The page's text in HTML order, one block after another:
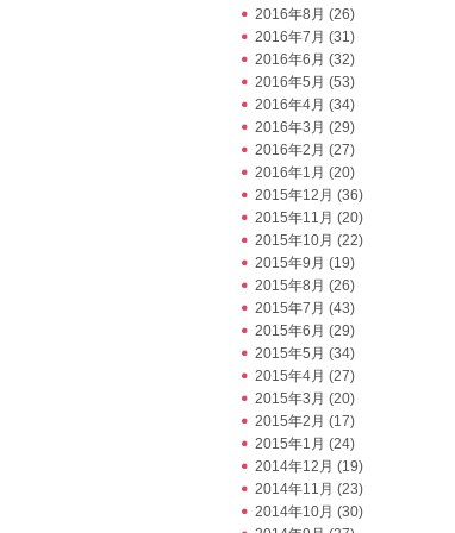
2016年8月 (26)
2016年7月 (31)
2016年6月 (32)
2016年5月 (53)
2016年4月 (34)
2016年3月 (29)
2016年2月 (27)
2016年1月 (20)
2015年12月 (36)
2015年11月 (20)
2015年10月 (22)
2015年9月 (19)
2015年8月 (26)
2015年7月 (43)
2015年6月 (29)
2015年5月 (34)
2015年4月 (27)
2015年3月 (20)
2015年2月 (17)
2015年1月 (24)
2014年12月 (19)
2014年11月 (23)
2014年10月 (30)